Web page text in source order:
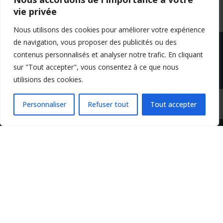
vie privée
Nous utilisons des cookies pour améliorer votre expérience
de navigation, vous proposer des publicités ou des
contenus personnalisés et analyser notre trafic. En cliquant
sur "Tout accepter", vous consentez à ce que nous
utilisions des cookies.
Personnaliser Refuser tout Tout accepter
Mentions légales
Politique de confidentialité
Copyright 2024 Apprendre-la-flute-traversiere.comDesign by Agenz